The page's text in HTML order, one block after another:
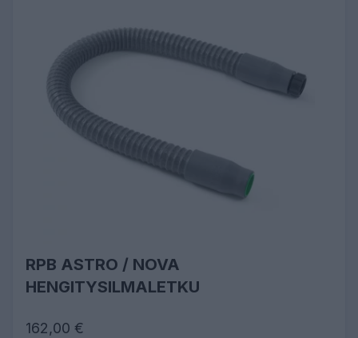
RPB ASTRO / NOVA
HENGITYSILMALETKU
162,00 €